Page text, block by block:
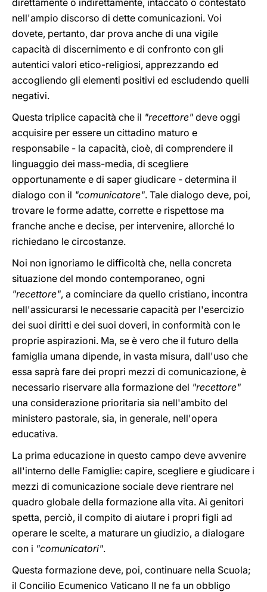
direttamente o indirettamente, intaccato o contestato
nell'ampio discorso di dette comunicazioni. Voi
dovete, pertanto, dar prova anche di una vigile
capacità di discernimento e di confronto con gli
autentici valori etico-religiosi, apprezzando ed
accogliendo gli elementi positivi ed escludendo quelli
negativi.
Questa triplice capacità che il "recettore" deve oggi
acquisire per essere un cittadino maturo e
responsabile - la capacità, cioè, di comprendere il
linguaggio dei mass-media, di scegliere
opportunamente e di saper giudicare - determina il
dialogo con il "comunicatore". Tale dialogo deve, poi,
trovare le forme adatte, corrette e rispettose ma
franche anche e decise, per intervenire, allorché lo
richiedano le circostanze.
Noi non ignoriamo le difficoltà che, nella concreta
situazione del mondo contemporaneo, ogni
"recettore", a cominciare da quello cristiano, incontra
nell'assicurarsi le necessarie capacità per l'esercizio
dei suoi diritti e dei suoi doveri, in conformità con le
proprie aspirazioni. Ma, se è vero che il futuro della
famiglia umana dipende, in vasta misura, dall'uso che
essa saprà fare dei propri mezzi di comunicazione, è
necessario riservare alla formazione del "recettore"
una considerazione prioritaria sia nell'ambito del
ministero pastorale, sia, in generale, nell'opera
educativa.
La prima educazione in questo campo deve avvenire
all'interno delle Famiglie: capire, scegliere e giudicare i
mezzi di comunicazione sociale deve rientrare nel
quadro globale della formazione alla vita. Ai genitori
spetta, perciò, il compito di aiutare i propri figli ad
operare le scelte, a maturare un giudizio, a dialogare
con i "comunicatori".
Questa formazione deve, poi, continuare nella Scuola;
il Concilio Ecumenico Vaticano II ne fa un obbligo